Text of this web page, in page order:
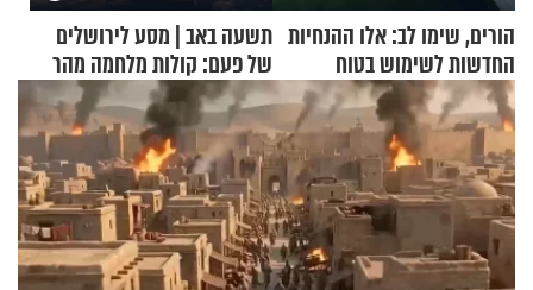
הורים, שימו לב: אלו ההנחיות
החדשות לשימוש בטוח
בסקווישי לאחר מקרי אשפוז
תשעה באב | מסע לירושלים
של פעם: קולות מלחמה מהר
הזיתים